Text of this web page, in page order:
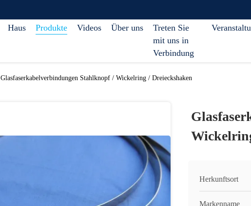
Haus Produkte Videos Über uns
Treten Sie
mit uns in
Verbindung
Glasfaserkabelverbindungen Stahlknopf / Wickelring / Dreieckshaken
Herkunftsort
Markenname